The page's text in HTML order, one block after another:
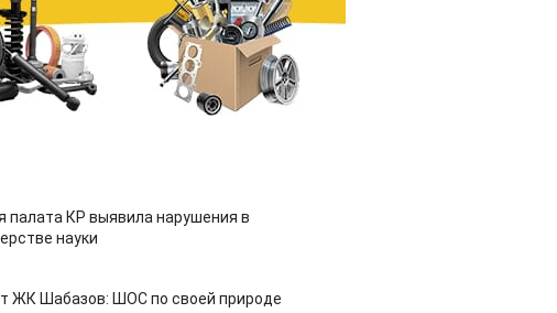
палата КР выявила нарушения в
науки
ЖК Шабазов: ШОС по своей природе